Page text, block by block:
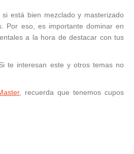
está bien mezclado y masterizado
Por eso, es importante dominar en
a la hora de destacar con tus
te interesan este y otros temas no
, recuerda que tenemos cupos